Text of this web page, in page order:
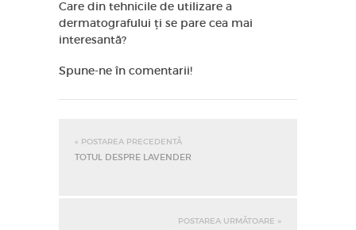
Care din tehnicile de utilizare a
dermatografului ți se pare cea mai
interesantă?
Spune-ne în comentarii!
« POSTAREA PRECEDENTĂ
TOTUL DESPRE LAVENDER
POSTAREA URMĂTOARE »